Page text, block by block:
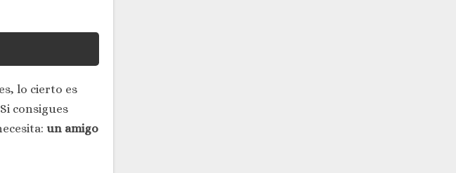
lo cierto es
consigues
un amigo